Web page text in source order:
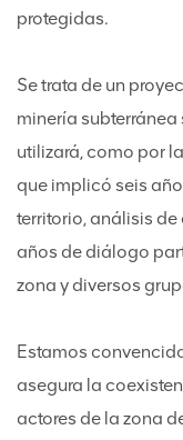
protegidas.
Se trata de un
minería
utilizará, como por
que implicó seis
territorio, análisis
años de diálogo
zona y diversos
Estamos
asegura la
actores de la zona